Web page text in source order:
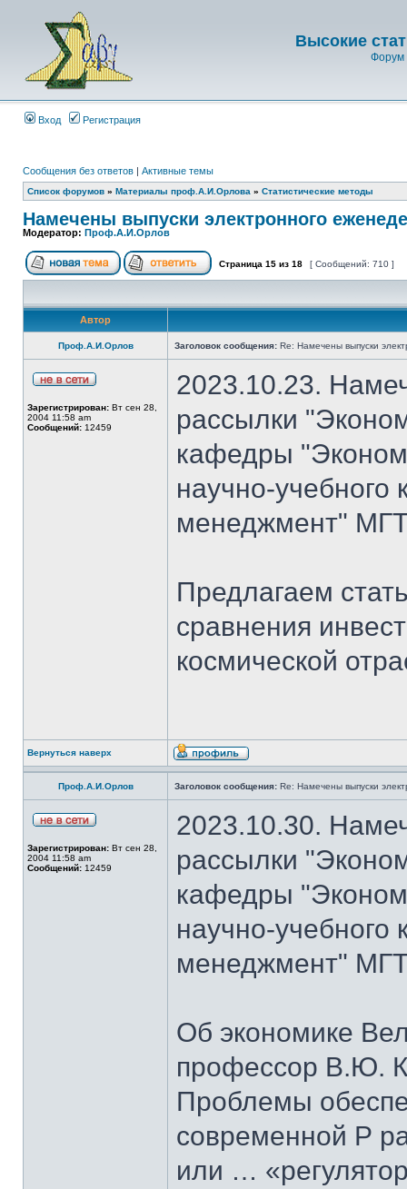
Высокие
Форум
Вход Регистрация
Сообщения без ответов | Активные темы
Список форумов » Материалы проф.А.И.Орлова » Статистические методы
Намечены выпуски электронного
Модератор: Проф.А.И.Орлов
Страница 15 из 18 [ Сообщений: 710 ]
Автор
Проф.А.И.Орлов Заголовок сообщения: Re: Намечены выпуски
Зарегистрирован: Вт сен 28,
2004 11:58 am
Сообщений: 12459
2023.10.23.
рассылки
кафедры
научно-
менеджмент"
Предлагаем
сравнения
космической
Вернуться наверх
Проф.А.И.Орлов Заголовок сообщения: Re: Намечены выпуски
Зарегистрирован: Вт сен 28,
2004 11:58 am
Сообщений: 12459
2023.10.30.
рассылки
кафедры
научно-
менеджмент"
Об экономике
профессор В.Ю.
Проблемы
современной Р
или …